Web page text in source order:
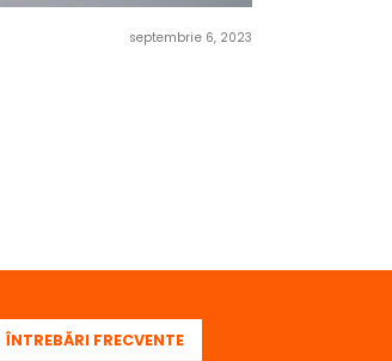
septembrie 6, 2023
ÎNTREBĂRI FRECVENTE